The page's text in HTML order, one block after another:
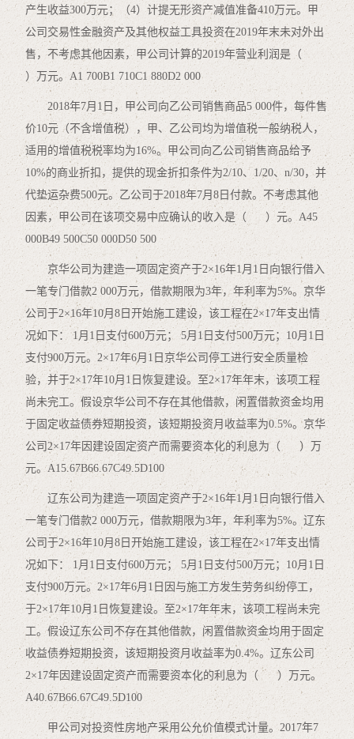
产生收益300万元；（4）计提无形资产减值准备410万元。甲
公司交易性金融资产及其他权益工具投资在2019年末未对外出
售，不考虑其他因素，甲公司计算的2019年营业利润是（
）万元。A1 700B1 710C1 880D2 000
2018年7月1日，甲公司向乙公司销售商品5 000件，每件售
价10元（不含增值税），甲、乙公司均为增值税一般纳税人，
适用的增值税税率均为16%。甲公司向乙公司销售商品给予
10%的商业折扣，提供的现金折扣条件为2/10、1/20、n/30，并
代垫运杂费500元。乙公司于2018年7月8日付款。不考虑其他
因素，甲公司在该项交易中应确认的收入是（ ）元。A45
000B49 500C50 000D50 500
京华公司为建造一项固定资产于2×16年1月1日向银行借入
一笔专门借款2 000万元，借款期限为3年，年利率为5%。京华
公司于2×16年10月8日开始施工建设，该工程在2×17年支出情
况如下： 1月1日支付600万元； 5月1日支付500万元；10月1日
支付900万元。2×17年6月1日京华公司停工进行安全质量检
验，并于2×17年10月1日恢复建设。至2×17年年末，该项工程
尚未完工。假设京华公司不存在其他借款，闲置借款资金均用
于固定收益债券短期投资，该短期投资月收益率为0.5%。京华
公司2×17年因建设固定资产而需要资本化的利息为（ ）万
元。A15.67B66.67C49.5D100
辽东公司为建造一项固定资产于2×16年1月1日向银行借入
一笔专门借款2 000万元，借款期限为3年，年利率为5%。辽东
公司于2×16年10月8日开始施工建设，该工程在2×17年支出情
况如下： 1月1日支付600万元； 5月1日支付500万元；10月1日
支付900万元。2×17年6月1日因与施工方发生劳务纠纷停工，
于2×17年10月1日恢复建设。至2×17年年末，该项工程尚未完
工。假设辽东公司不存在其他借款，闲置借款资金均用于固定
收益债券短期投资，该短期投资月收益率为0.4%。辽东公司
2×17年因建设固定资产而需要资本化的利息为（ ）万元。
A40.67B66.67C49.5D100
甲公司对投资性房地产采用公允价值模式计量。2017年7